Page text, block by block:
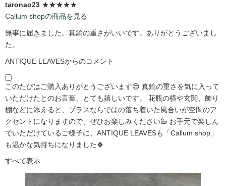
taronao23 ★★★★★
Callum shopの商品を見る
無事に届きました。真鍮の重さがいいです。ありがとうございまし
た。
ANTIQUE LEAVESからのコメント
このたびはご購入ありがとうございます😊 真鍮の重さを気に入って
いただけたとのお言葉、とても嬉しいです。 花瓶の横や玄関、飾り
棚などに添えると、ブラスならではの落ち着いた風合いが空間のア
クセントになりますので、ぜひお楽しみください🦢 お手元で楽しん
でいただけているご様子に、ANTIQUE LEAVESも「Callum shop」
も温かな気持ちになりました🍀
すべて表示